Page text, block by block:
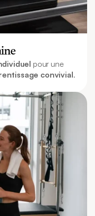
pour une
convivial.